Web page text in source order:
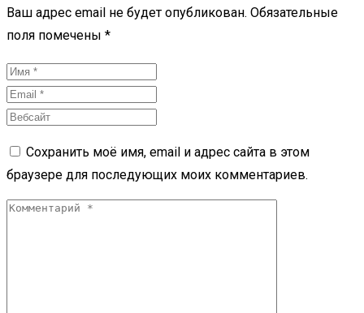
Ваш адрес email не будет опубликован. Обязательные
поля помечены *
Сохранить моё имя, email и адрес сайта в этом
браузере для последующих моих комментариев.